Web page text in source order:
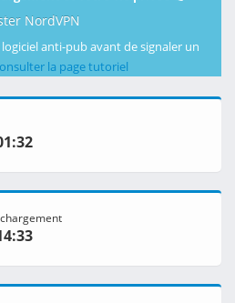
NordVPN
anti-pub avant de signaler un
la page tutoriel